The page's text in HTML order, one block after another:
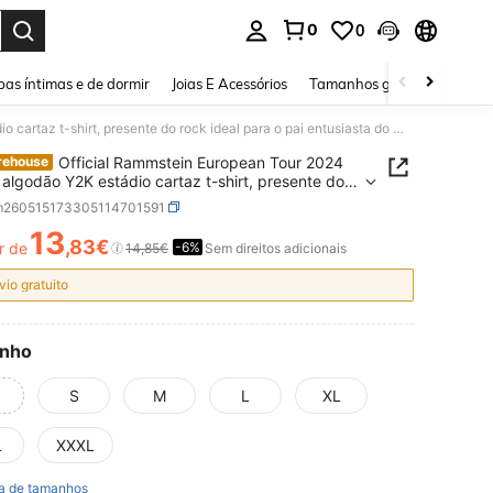
0 0
íntimas e de dormir Joias E Acessórios Tamanhos grandes
Official Rammstein European Tour 2024 unisex algodão Y2K estádio cartaz t-shirt, presente do rock ideal para o pai entusiasta do metal
Official Rammstein European Tour 2024
algodão Y2K estádio cartaz t-shirt, presente do
para o pai entusiasta do metal
AND AVAILABILITY
de13,83€ 14,85€ -6% Sem direitos adicionais
gratuito
S M L XL
XXXL
de tamanhos